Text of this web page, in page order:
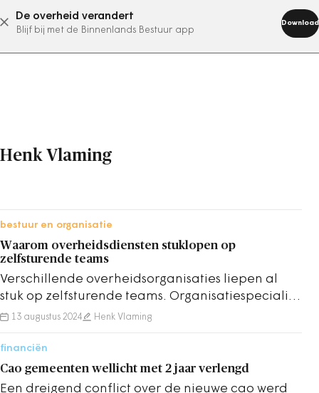
De overheid verandert
Blijf bij met de Binnenlands Bestuur app
Download
abonneer nu
Henk Vlaming
bestuur en organisatie
Waarom overheidsdiensten stuklopen op
zelfsturende teams
Verschillende overheidsorganisaties liepen al
stuk op zelfsturende teams. Organisatiespecialist
Jesse Segers noemt het een 'riskant model'.
13 augustus 2024 Henk Vlaming
financiën
Cao gemeenten wellicht met 2 jaar verlengd
Een dreigend conflict over de nieuwe cao werd